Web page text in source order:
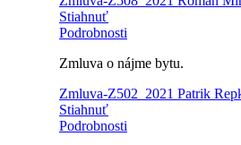
Stiahnuť
Podrobnosti
Zmluva o nájme bytu.
Zmluva-Z502_2021 Patrik
Stiahnuť
Podrobnosti